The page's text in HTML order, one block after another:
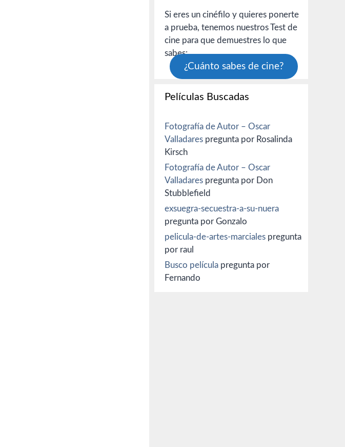
Si eres un cinéfilo y quieres ponerte
a prueba, tenemos nuestros Test de
cine para que demuestres lo que
sabes:
¿Cuánto sabes de cine?
Películas Buscadas
Fotografía de Autor – Oscar
Valladares pregunta por Rosalinda
Kirsch
Fotografía de Autor – Oscar
Valladares pregunta por Don
Stubblefield
exsuegra-secuestra-a-su-nuera
pregunta por Gonzalo
pelicula-de-artes-marciales pregunta
por raul
Busco película pregunta por
Fernando